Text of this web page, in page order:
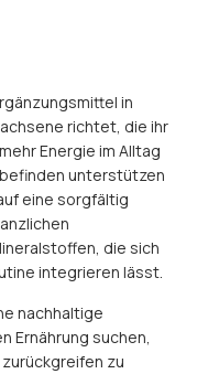
in
richtet, die ihr
Energie im Alltag
unterstützen
eine sorgfältig
die sich
integrieren lässt.
nachhaltige
Ernährung suchen,
zu